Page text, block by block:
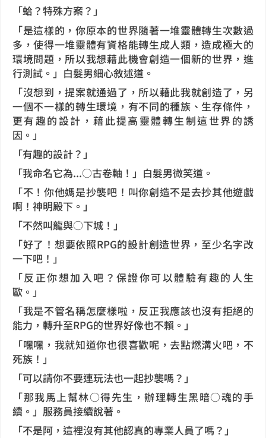
「蛤？特殊方案？」
「是這樣的，你原本的世界隨著一堆靈體轉生次數過
多，使得一堆靈體有資格能轉生成人類，造成極大的
環境問題，所以我想藉此機會創造一個新的世界，進
行測試。」白髮男細心敘述道。
「沒想到，提案就通過了，所以藉此我就創造了，另
一個不一樣的轉生環境，有不同的種族、生存條件，
更有趣的設計，藉此提高靈體轉生制這世界的誘
因。」
「有趣的設計？」
「我命名它為...○古卷軸！」白髮男微笑道。
「不！你他媽是抄襲吧！叫你創造不是去抄其他遊戲
啊！神明殿下。」
「不然叫龍與○下城！」
「好了！想要依照RPG的設計創造世界，至少名字改
一下吧！」
「反正你想加入吧？保證你可以體驗有趣的人生
歐。」
「我是不管名稱怎麼樣啦，反正我應該也沒有拒絕的
能力，轉升至RPG的世界好像也不賴。」
「嘿嘿，我就知道你也很喜歡呢，去點燃溝火吧，不
死族！」
「可以請你不要連玩法也一起抄襲嗎？」
「那我馬上幫林○得先生，辦理轉生黑暗○魂的手
續。」服務員接續說著。
「不是阿，這裡沒有其他認真的專業人員了嗎？」